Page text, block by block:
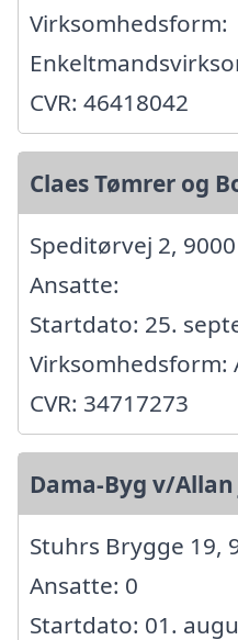
Virksomhedsform:
CVR: 46418042
Claes Tømrer og
Speditørvej 2,
Ansatte:
Startdato: 25.
Virksomhedsform:
CVR: 34717273
Dama-Byg v/Allan
Stuhrs Brygge 19,
Ansatte: 0
Startdato: 01.